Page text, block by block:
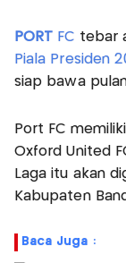
PORT FC tebar
Piala Presiden
siap bawa
Port FC
Oxford United
Laga itu akan
Kabupaten
Baca Juga :